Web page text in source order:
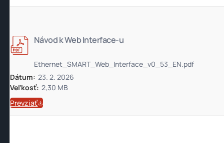
Návod k Web Interface-u
Ethernet_SMART_Web_Interface_v0_53_EN.pdf
Dátum: 23. 2. 2026
Veľkosť: 2,30 MB
Prevziať